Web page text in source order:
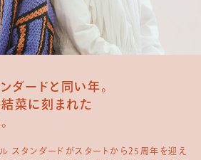
ダードと同い年。
菜に刻まれた
スタンダードがスタートから25周年を迎え